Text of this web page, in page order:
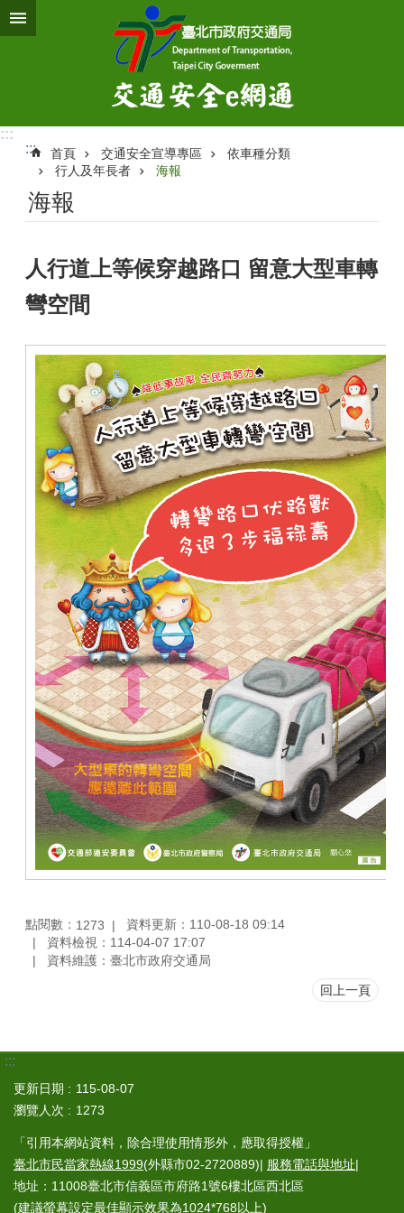
跳到主要內容區塊
:::
:::
首頁 交通安全宣導專區
依車種分類
行人及年長者
海報
海報
人行道上等候穿越路口 留意大型車轉
彎空間
點閱數： 1273
資料更新：110-08-18 09:14
資料檢視：114-04-07 17:07
資料維護：臺北市政府交通局
回上一頁
:::
更新日期
115-08-07
瀏覽人次
1273
「引用本網站資料，除合理使用情形外，應取得授權」
臺北市民當家熱線1999(外縣市02-2720889)| 服務電話與地址|
地址：11008臺北市信義區市府路1號6樓北區西北區
(建議螢幕設定最佳顯示效果為1024*768以上)